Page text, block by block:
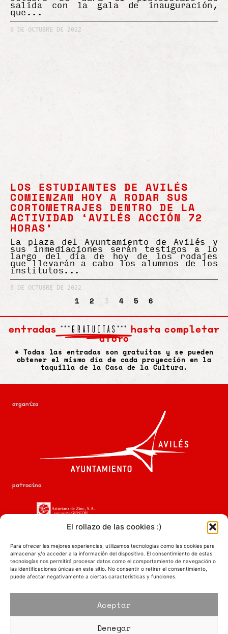
El rollazo de las cookies :)
Para ofrecer las mejores experiencias, utilizamos tecnologías como las cookies para
almacenar y/o acceder a la información del dispositivo. El consentimiento de estas
tecnologías nos permitirá procesar datos como el comportamiento de navegación o
las identificaciones únicas en este sitio. No consentir o retirar el consentimiento,
puede afectar negativamente a ciertas características y funciones.
Aceptar
Denegar
salida con la gala de inauguración,
que
6 DE OCTUBRE DE 2022
LOS ESTUDIANTES DE AVILÉS
COMIENZAN HOY A RODAR SUS
CORTOMETRAJES DENTRO DE LA
ACTIVIDAD ‘AVILÉS ACCIÓN 72
HORAS’
La plaza del Ayuntamiento de Avilés y
sus inmediaciones serán testigos a lo
largo del día de hoy de los rodajes
que llevarán a cabo los alumnos de los
institutos
3 DE OCTUBRE DE 2022
1 2 3 4 5 6
entradas ***GRATUITAS*** hasta completar
aforo
* Todas las entradas son gratuitas y se pueden
obtener el mismo día de cada proyección en la
taquilla de la Casa de la Cultura.
organiza
patrocina
colaboramos con